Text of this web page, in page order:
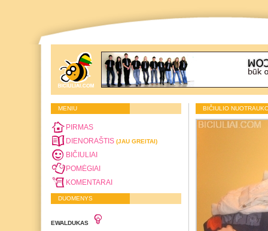
MENIU
PIRMAS
DIENORAŠTIS (JAU GREITAI)
BIČIULIAI
POMĖGIAI
KOMENTARAI
DUOMENYS
EWALDUKAS
BIČIULIO